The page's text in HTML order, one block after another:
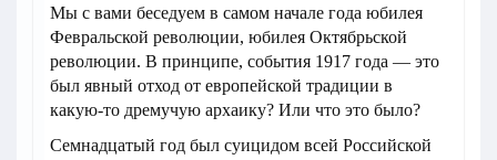
Мы с вами беседуем в самом начале года юбилея
Февральской революции, юбилея Октябрьской
революции. В принципе, события 1917 года — это
был явный отход от европейской традиции в
какую-то дремучую архаику? Или что это было?
Семнадцатый год был суицидом всей Российской